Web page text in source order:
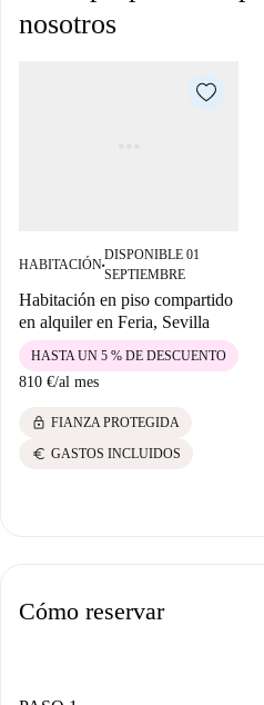
nosotros
HABITACIÓN■
DISPONIBLE 01
SEPTIEMBRE
Habitación en piso compartido
en alquiler en Feria, Sevilla
810 €/al mes
HASTA UN 5 % DE DESCUENTO
lock FIANZA PROTEGIDA
euro GASTOS INCLUIDOS
Cómo reservar